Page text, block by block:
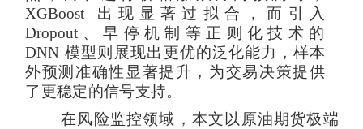
XGBoost
出现显著过拟合，而引入
Dropout 、早停机制等正则化技术的
DNN 模型则展现出更优的泛化能力，样本
外预测准确性显著提升，为交易决策提供
了更稳定的信号支持。
在风险监控领域，本文以原油期货极端